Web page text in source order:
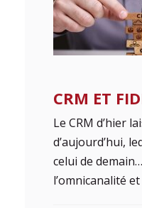
CRM ET
Le CRM d’hier
d’aujourd’hui,
celui de
l’omnicanalité